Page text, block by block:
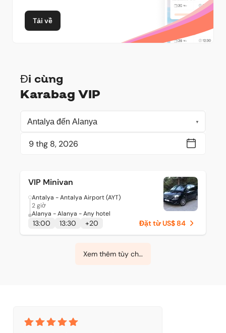
Tải về
Đi cùng
Karabag VIP
VIP Minivan
Antalya - Antalya Airport (AYT)
2 giờ
Alanya - Alanya - Any hotel
13:00 13:30 +20 Đặt từ US$ 84
Xem thêm tùy chọn